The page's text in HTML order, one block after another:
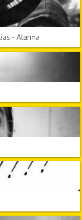
- Alarma